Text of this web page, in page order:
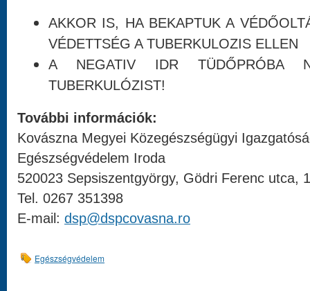
AKKOR IS, HA BEKAPTUK A
VÉDETTSÉG A TUBERKULOZIS ELLEN
A NEGATIV IDR
TUBERKULÓZIST!
További információk:
Kovászna Megyei Közegészségügyi
Egészségvédelem Iroda
520023 Sepsiszentgyörgy, Gödri Ferenc utca,
Tel. 0267 351398
E-mail: dsp@dspcovasna.ro
Egészségvédelem